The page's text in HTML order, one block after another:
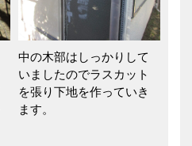
中の木部はしっかりして
いましたのでラスカット
を張り下地を作っていき
ます。